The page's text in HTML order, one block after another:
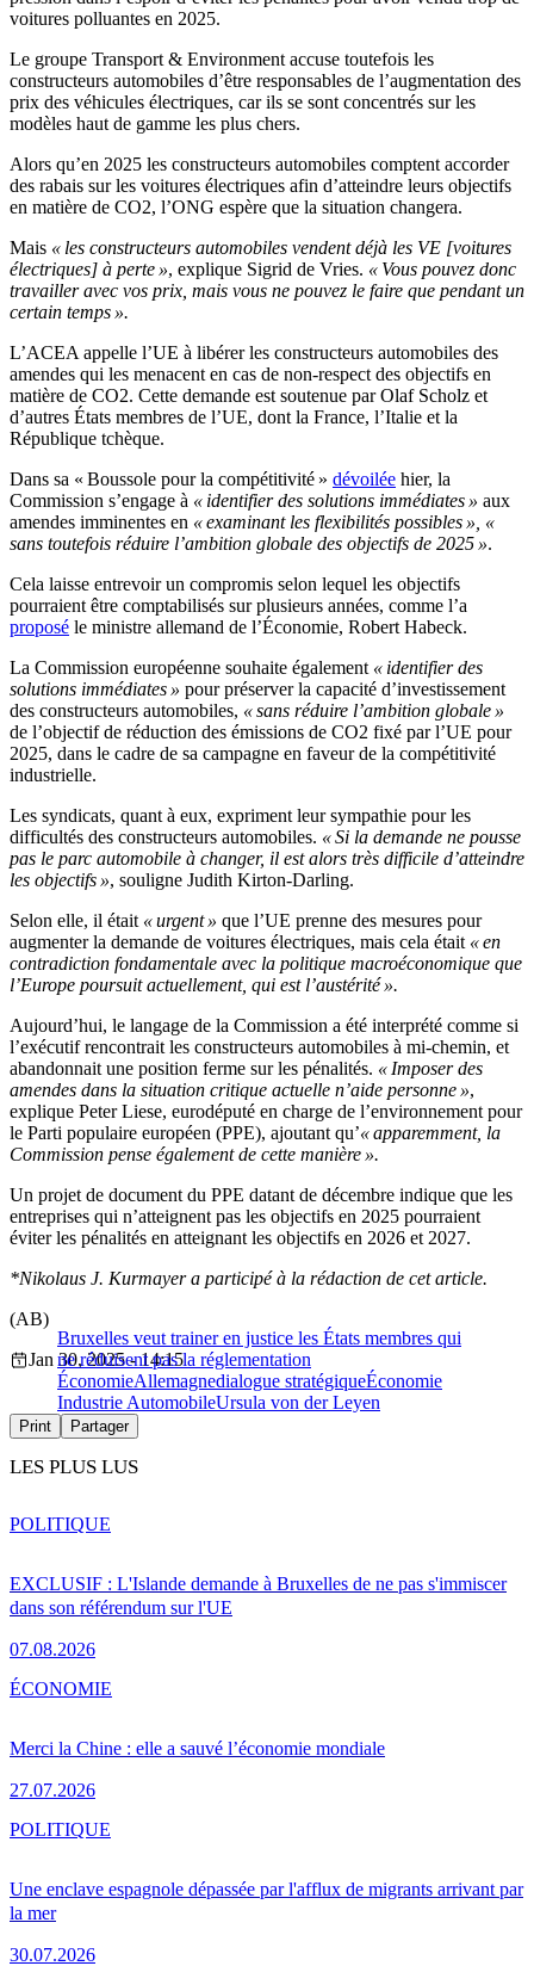
voitures polluantes en 2025.
Le groupe Transport & Environment accuse toutefois les
constructeurs automobiles d’être responsables de l’augmentation des
prix des véhicules électriques, car ils se sont concentrés sur les
modèles haut de gamme les plus chers.
Alors qu’en 2025 les constructeurs automobiles comptent accorder
des rabais sur les voitures électriques afin d’atteindre leurs objectifs
en matière de CO2, l’ONG espère que la situation changera.
Mais « les constructeurs automobiles vendent déjà les VE [voitures
électriques] à perte », explique Sigrid de Vries. « Vous pouvez donc
travailler avec vos prix, mais vous ne pouvez le faire que pendant un
certain temps ».
L’ACEA appelle l’UE à libérer les constructeurs automobiles des
amendes qui les menacent en cas de non-respect des objectifs en
matière de CO2. Cette demande est soutenue par Olaf Scholz et
d’autres États membres de l’UE, dont la France, l’Italie et la
République tchèque.
Dans sa « Boussole pour la compétitivité » dévoilée hier, la
Commission s’engage à « identifier des solutions immédiates » aux
amendes imminentes en « examinant les flexibilités possibles », «
sans toutefois réduire l’ambition globale des objectifs de 2025 ».
Cela laisse entrevoir un compromis selon lequel les objectifs
pourraient être comptabilisés sur plusieurs années, comme l’a
proposé le ministre allemand de l’Économie, Robert Habeck.
La Commission européenne souhaite également « identifier des
solutions immédiates » pour préserver la capacité d’investissement
des constructeurs automobiles, « sans réduire l’ambition globale »
de l’objectif de réduction des émissions de CO2 fixé par l’UE pour
2025, dans le cadre de sa campagne en faveur de la compétitivité
industrielle.
Les syndicats, quant à eux, expriment leur sympathie pour les
difficultés des constructeurs automobiles. « Si la demande ne pousse
pas le parc automobile à changer, il est alors très difficile d’atteindre
les objectifs », souligne Judith Kirton-Darling.
Selon elle, il était « urgent » que l’UE prenne des mesures pour
augmenter la demande de voitures électriques, mais cela était « en
contradiction fondamentale avec la politique macroéconomique que
l’Europe poursuit actuellement, qui est l’austérité ».
Aujourd’hui, le langage de la Commission a été interprété comme si
l’exécutif rencontrait les constructeurs automobiles à mi-chemin, et
abandonnait une position ferme sur les pénalités. « Imposer des
amendes dans la situation critique actuelle n’aide personne »,
explique Peter Liese, eurodéputé en charge de l’environnement pour
le Parti populaire européen (PPE), ajoutant qu’« apparemment, la
Commission pense également de cette manière ».
Un projet de document du PPE datant de décembre indique que les
entreprises qui n’atteignent pas les objectifs en 2025 pourraient
éviter les pénalités en atteignant les objectifs en 2026 et 2027.
*Nikolaus J. Kurmayer a participé à la rédaction de cet article.
Bruxelles veut trainer en justice les États membres qui
ne réduisent pas la réglementation
(AB)
Jan 30, 2025 - 14:15
ÉconomieAllemagnedialogue stratégiqueÉconomie
Industrie AutomobileUrsula von der Leyen
Print Partager
LES PLUS LUS
EXCLUSIF : L'Islande demande à Bruxelles de ne pas s'immiscer
dans son référendum sur l'UE
07.08.2026
POLITIQUE
Merci la Chine : elle a sauvé l’économie mondiale
27.07.2026
ÉCONOMIE
Une enclave espagnole dépassée par l'afflux de migrants arrivant par
la mer
30.07.2026
POLITIQUE